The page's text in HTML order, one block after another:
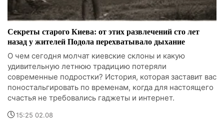
Секреты старого Киева: от этих развлечений сто лет
назад у жителей Подола перехватывало дыхание
О чем сегодня молчат киевские склоны и какую
удивительную летнюю традицию потеряли
современные подростки? История, которая заставит вас
поностальгировать по временам, когда для настоящего
счастья не требовались гаджеты и интернет.
15:25 02.08